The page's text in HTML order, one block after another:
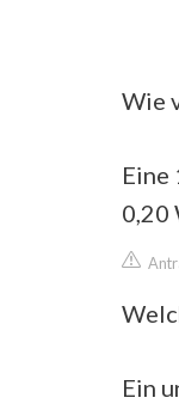
Wie
Eine
0,20
Ein